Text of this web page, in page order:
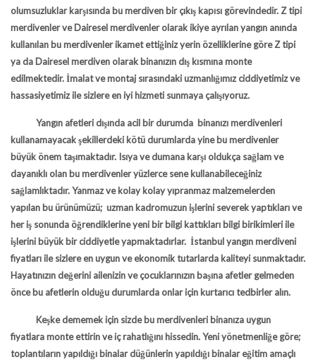
olumsuzluklar karşısında bu merdiven bir çıkış kapısı görevindedir. Z tipi
merdivenler ve Dairesel merdivenler olarak ikiye ayrılan yangın anında
kullanılan bu merdivenler ikamet ettiğiniz yerin özelliklerine göre Z tipi
ya da Dairesel merdiven olarak binanızın dış kısmına monte
edilmektedir. İmalat ve montaj sırasındaki uzmanlığımız ciddiyetimiz ve
hassasiyetimiz ile sizlere en iyi hizmeti sunmaya çalışıyoruz.
Yangın afetleri dışında acil bir durumda binanızı merdivenleri
kullanamayacak şekillerdeki kötü durumlarda yine bu merdivenler
büyük önem taşımaktadır. Isıya ve dumana karşı oldukça sağlam ve
dayanıklı olan bu merdivenler yüzlerce sene kullanabileceğiniz
sağlamlıktadır. Yanmaz ve kolay kolay yıpranmaz malzemelerden
yapılan bu ürünümüzü; uzman kadromuzun işlerini severek yaptıkları ve
her iş sonunda öğrendiklerine yeni bir bilgi kattıkları bilgi birikimleri ile
işlerini büyük bir ciddiyetle yapmaktadırlar. İstanbul yangın merdiveni
fiyatları ile sizlere en uygun ve ekonomik tutarlarda kaliteyi sunmaktadır.
Hayatınızın değerini ailenizin ve çocuklarınızın başına afetler gelmeden
önce bu afetlerin olduğu durumlarda onlar için kurtarıcı tedbirler alın.
Keşke dememek için sizde bu merdivenleri binanıza uygun
fiyatlara monte ettirin ve iç rahatlığını hissedin. Yeni yönetmenliğe göre;
toplantıların yapıldığı binalar düğünlerin yapıldığı binalar eğitim amaçlı